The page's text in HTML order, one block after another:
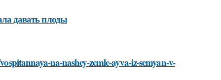
давать плоды
na-nashey-zemle-ayva-iz-semyan-v-